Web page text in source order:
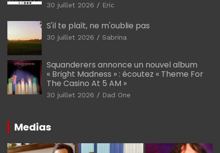
30 juillet 2026 Eric
S'il te plaît, ne m'oublie pas
30 juillet 2026 Sabrina
Squanderers annonce un nouvel album
« Bright Madness » : écoutez « Theme For
The Casino At 5 AM »
30 juillet 2026 Dad One
Medias